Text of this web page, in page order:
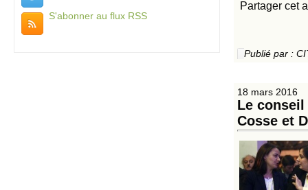
S'abonner au flux RSS
Partager cet
Publié par :
18 mars 2016
Le
Cosse et